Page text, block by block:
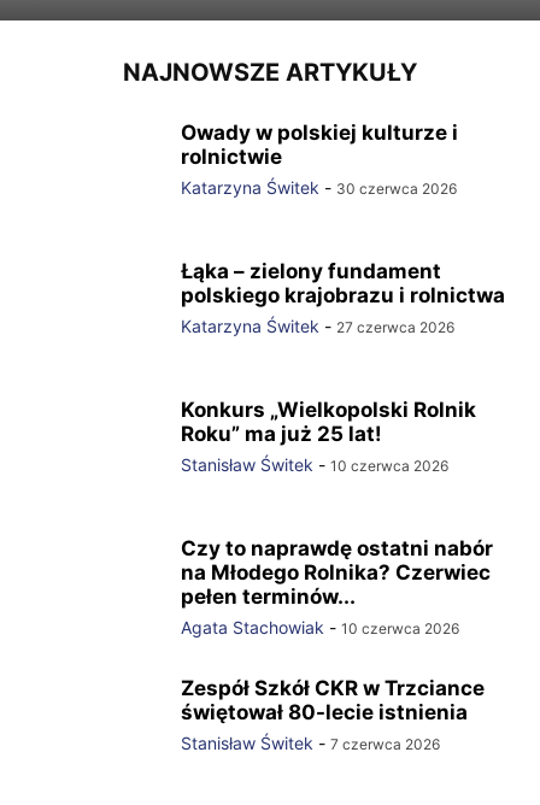
NAJNOWSZE ARTYKUŁY
Owady w polskiej kulturze i
rolnictwie
Katarzyna Świtek - 30 czerwca 2026
Łąka – zielony fundament
polskiego krajobrazu i rolnictwa
Katarzyna Świtek - 27 czerwca 2026
Konkurs „Wielkopolski Rolnik
Roku” ma już 25 lat!
Stanisław Świtek - 10 czerwca 2026
Czy to naprawdę ostatni nabór
na Młodego Rolnika? Czerwiec
pełen terminów...
Agata Stachowiak - 10 czerwca 2026
Zespół Szkół CKR w Trzciance
świętował 80-lecie istnienia
Stanisław Świtek - 7 czerwca 2026